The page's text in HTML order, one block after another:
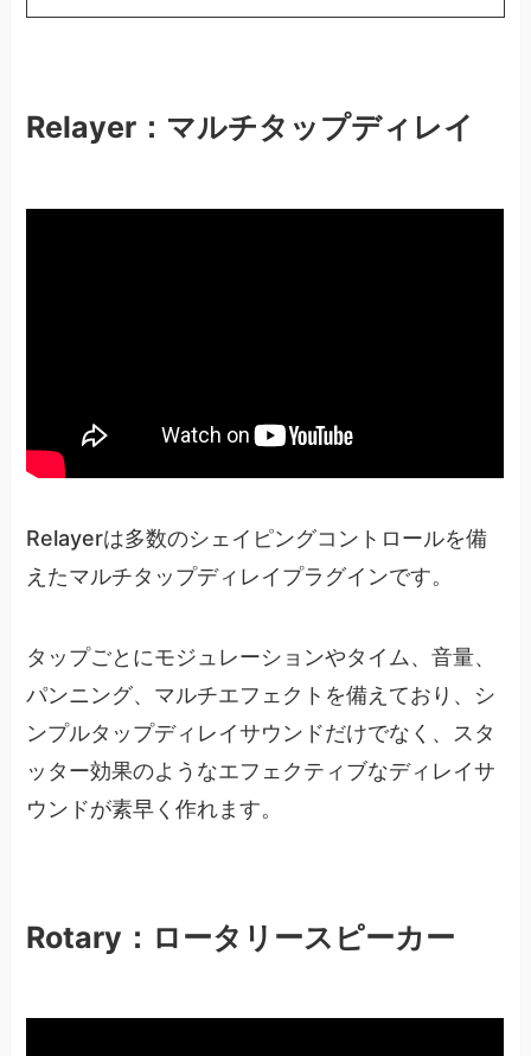
Relayer：マルチタップディレイ
Relayerは多数のシェイピングコントロールを備
えたマルチタップディレイプラグインです。
タップごとにモジュレーションやタイム、音量、
パンニング、マルチエフェクトを備えており、シ
ンプルタップディレイサウンドだけでなく、スタ
ッター効果のようなエフェクティブなディレイサ
ウンドが素早く作れます。
Rotary：ロータリースピーカー